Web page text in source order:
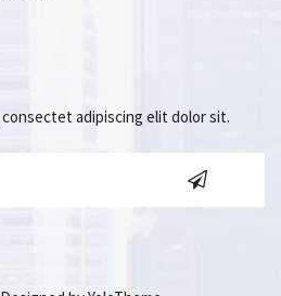
adipiscing elit dolor sit.